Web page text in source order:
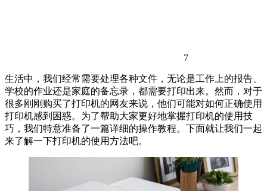
7
生活中，我们经常需要处理各种文件，无论是工作上的报告、
学校的作业还是家庭的备忘录，都需要打印出来。然而，对于
很多刚刚购买了打印机的网友来说，他们可能对如何正确使用
打印机感到困惑。为了帮助大家更好地掌握打印机的使用技
巧，我们特意准备了一篇详细的操作教程。下面就让我们一起
来了解一下打印机的使用方法吧。